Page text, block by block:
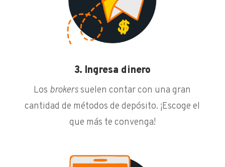
3. Ingresa dinero
Los brokerssuelen contar con una gran
cantidad de métodos de depósito. ¡Escoge el
que más te convenga!